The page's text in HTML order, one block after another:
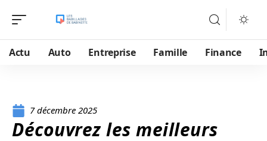
Actu Auto Entreprise Famille Finance
7 décembre 2025
Découvrez les meilleurs